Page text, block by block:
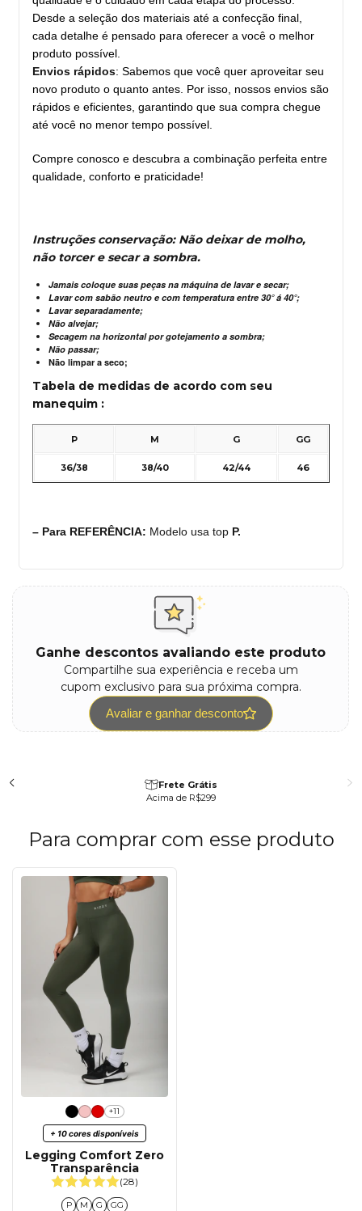
Desde a seleção dos materiais até a confecção final,
cada detalhe é pensado para oferecer a você o melhor
produto possível.
Envios rápidos: Sabemos que você quer aproveitar seu
novo produto o quanto antes. Por isso, nossos envios são
rápidos e eficientes, garantindo que sua compra chegue
até você no menor tempo possível.
Compre conosco e descubra a combinação perfeita entre
qualidade, conforto e praticidade!
Instruções conservação: Não deixar de molho,
não torcer e secar a sombra.
Jamais coloque suas peças na máquina de lavar e secar;
Lavar com sabão neutro e com temperatura entre 30° á 40°;
Lavar separadamente;
Não alvejar;
Secagem na horizontal por gotejamento a sombra;
Não passar;
Não limpar a seco;
Tabela de medidas de acordo com seu
manequim :
P M G GG
36/38 38/40 42/44 46
– Para REFERÊNCIA: Modelo usa top P.
Ganhe descontos avaliando este produto
Compartilhe sua experiência e receba um
cupom exclusivo para sua próxima compra.
Avaliar e ganhar desconto
Frete Grátis
Acima de R$299
Para comprar com esse produto
+11
+ 10 cores disponíveis
Legging Comfort Zero
Transparência
(28)
P M G GG